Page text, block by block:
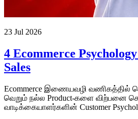
23 Jul 2026
4 Ecommerce
Sales
Ecommerce இணையவழி வணிகத்தில்
வெறும் நல்ல Product-களை விற்பனை
வாடிக்கையாளர்களின் Customer